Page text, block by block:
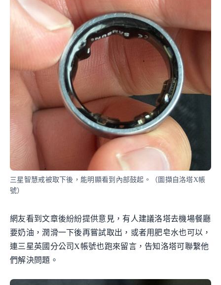
三星智慧戒被取下後，能明顯看到內部鼓起。（圖擷自洛塔X帳
號）
網友看到文章後紛紛提供意見，有人建議洛塔去機場餐廳
要奶油，潤滑一下後再嘗試取出，或者用肥皂水也可以，
連三星英國分公司X帳號也跑來留言，告知洛塔可聯繫他
們解決問題。